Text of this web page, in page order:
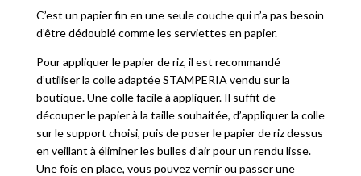
C’est un papier fin en une seule couche qui n’a pas besoin
d’être dédoublé comme les serviettes en papier.
Pour appliquer le papier de riz, il est recommandé
d’utiliser la colle adaptée STAMPERIA vendu sur la
boutique. Une colle facile à appliquer. Il suffit de
découper le papier à la taille souhaitée, d’appliquer la colle
sur le support choisi, puis de poser le papier de riz dessus
en veillant à éliminer les bulles d’air pour un rendu lisse.
Une fois en place, vous pouvez vernir ou passer une